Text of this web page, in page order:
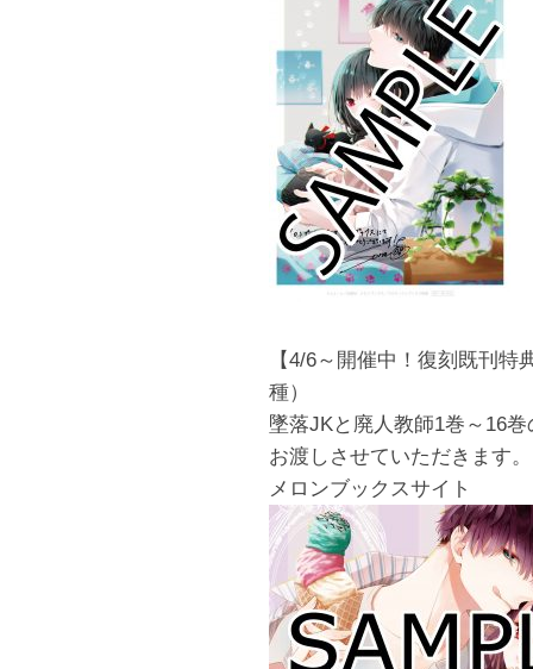
【4/6～開催中！復刻既刊
種）
墜落JKと廃人教師1巻～16
お渡しさせていただきます
メロンブックスサイト